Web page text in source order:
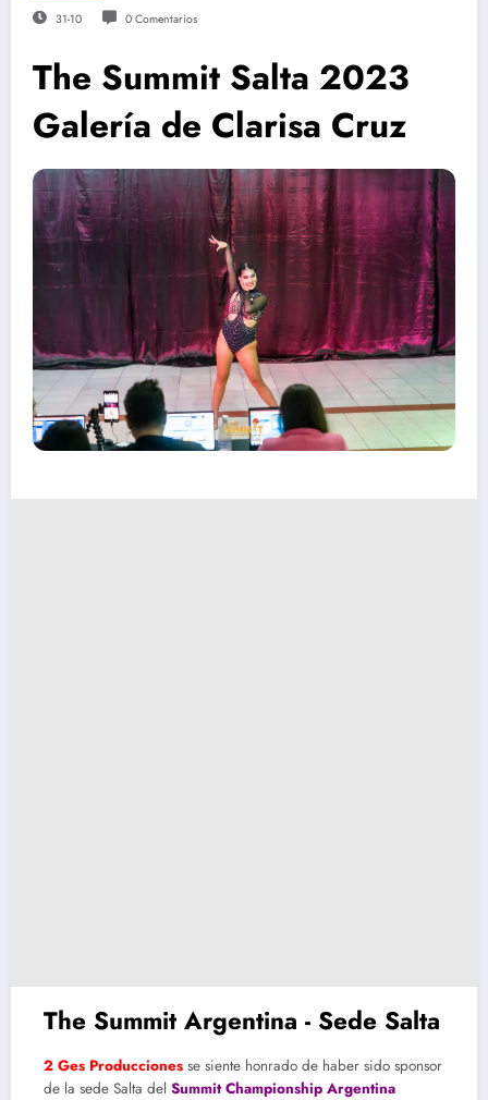
31-10 0 Comentarios
The Summit Salta 2023
Galería de Clarisa Cruz
The Summit Argentina - Sede Salta
2 Ges Producciones se siente honrado de haber sido sponsor
de la sede Salta del Summit Championship Argentina